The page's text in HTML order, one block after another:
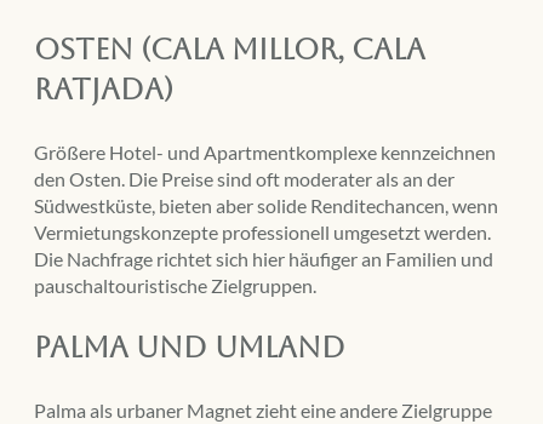
Osten (Cala Millor, Cala
Ratjada)
Größere Hotel- und Apartmentkomplexe kennzeichnen
den Osten. Die Preise sind oft moderater als an der
Südwestküste, bieten aber solide Renditechancen, wenn
Vermietungskonzepte professionell umgesetzt werden.
Die Nachfrage richtet sich hier häufiger an Familien und
pauschaltouristische Zielgruppen.
Palma und Umland
Palma als urbaner Magnet zieht eine andere Zielgruppe